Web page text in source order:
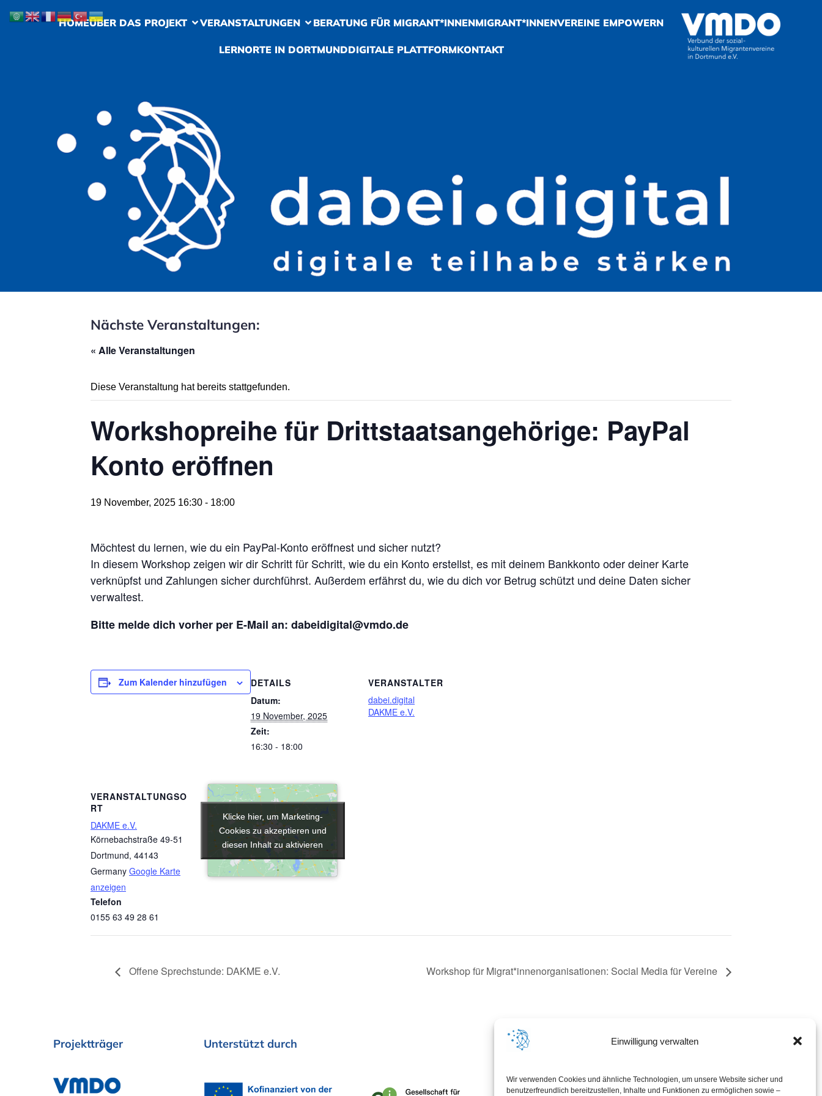
Einwilligung verwalten
Wir verwenden Cookies und ähnliche Technologien, um unsere Website sicher und
benutzerfreundlich bereitzustellen, Inhalte und Funktionen zu ermöglichen sowie –
HOMEÜBER DAS PROJEKT VERANSTALTUNGEN BERATUNG FÜR MIGRANT*INNENMIGRANT*INNENVEREINE EMPOWERN
LERNORTE IN DORTMUNDDIGITALE PLATTFORMKONTAKT
Nächste Veranstaltungen:
« Alle Veranstaltungen
Diese Veranstaltung hat bereits stattgefunden.
Workshopreihe für Drittstaatsangehörige: PayPal
Konto eröffnen
19 November, 2025 16:30 - 18:00
Möchtest du lernen, wie du ein PayPal-Konto eröffnest und sicher nutzt?
In diesem Workshop zeigen wir dir Schritt für Schritt, wie du ein Konto erstellst, es mit deinem Bankkonto oder deiner Karte
verknüpfst und Zahlungen sicher durchführst. Außerdem erfährst du, wie du dich vor Betrug schützt und deine Daten sicher
verwaltest.
Bitte melde dich vorher per E-Mail an: dabeidigital@vmdo.de
Zum Kalender hinzufügen
DETAILS
Datum:
19 November, 2025
Zeit:
16:30 - 18:00
VERANSTALTER
dabei.digital
DAKME e.V.
VERANSTALTUNGSO
RT
DAKME e.V.
Körnebachstraße 49-51
Dortmund, 44143
Germany Google Karte
anzeigen
Telefon
0155 63 49 28 61
Klicke hier, um Marketing-
Cookies zu akzeptieren und
diesen Inhalt zu aktivieren
Klicke hier, um Marketing-
Cookies zu akzeptieren und
diesen Inhalt zu aktivieren
Offene Sprechstunde: DAKME e.V. Workshop für Migrat*innenorganisationen: Social Media für Vereine
Projektträger Unterstützt durch In Kooperation mit